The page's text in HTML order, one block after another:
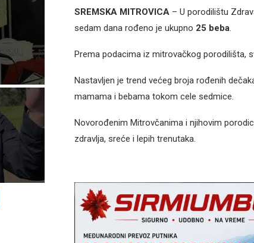
SREMSKA MITROVICA– U porodilištu
sedam dana rođeno je ukupno 25 beba.
Prema podacima iz mitrovačkog porodilišta,
Nastavljen je trend većeg broja rođenih
mamama i bebama tokom cele sedmice.
Novorođenim Mitrovčanima i njihovim
zdravlja, sreće i lepih trenutaka.